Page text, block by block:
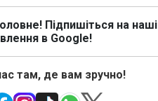
Підпишіться на наші
в Google!
там, де вам зручно!